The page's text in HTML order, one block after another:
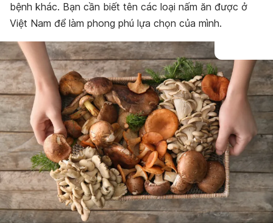
bệnh khác. Bạn cần biết tên các loại nấm ăn được ở
Việt Nam để làm phong phú lựa chọn của mình.